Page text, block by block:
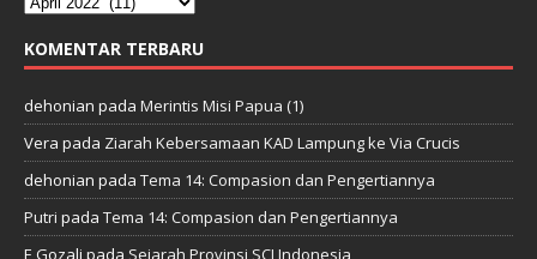
KOMENTAR TERBARU
dehonian pada Merintis Misi Papua (1)
Vera pada Ziarah Kebersamaan KAD Lampung ke Via Crucis
dehonian pada Tema 14: Compasion dan Pengertiannya
Putri pada Tema 14: Compasion dan Pengertiannya
E Gozali pada Sejarah Provinsi SCJ Indonesia